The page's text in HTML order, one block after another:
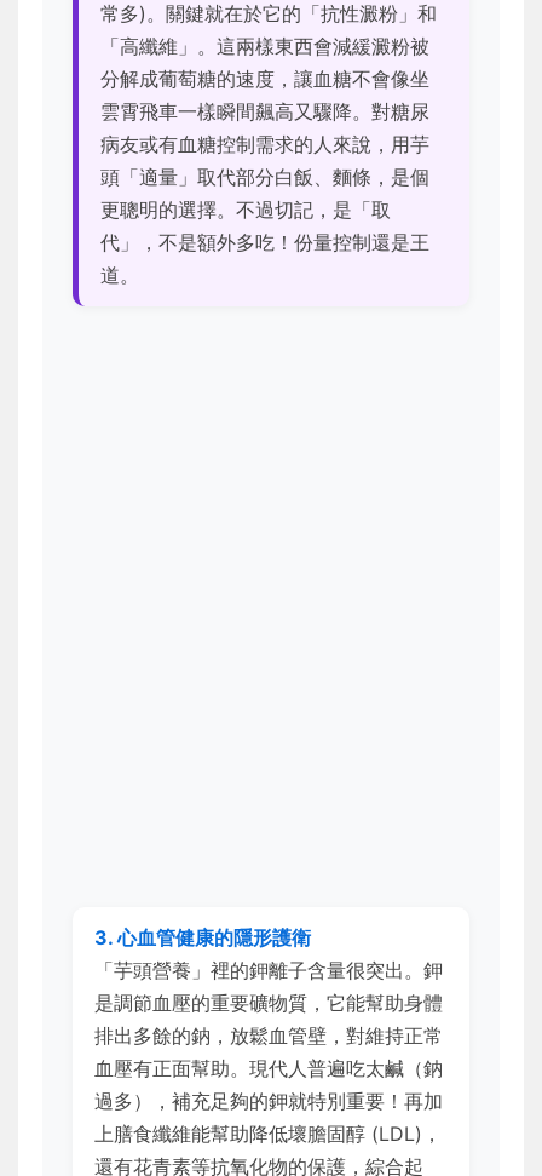
常多)。關鍵就在於它的「抗性澱粉」和
「高纖維」。這兩樣東西會減緩澱粉被
分解成葡萄糖的速度，讓血糖不會像坐
雲霄飛車一樣瞬間飆高又驟降。對糖尿
病友或有血糖控制需求的人來說，用芋
頭「適量」取代部分白飯、麵條，是個
更聰明的選擇。不過切記，是「取
代」，不是額外多吃！份量控制還是王
道。
3. 心血管健康的隱形護衛
「芋頭營養」裡的鉀離子含量很突出。鉀
是調節血壓的重要礦物質，它能幫助身體
排出多餘的鈉，放鬆血管壁，對維持正常
血壓有正面幫助。現代人普遍吃太鹹（鈉
過多），補充足夠的鉀就特別重要！再加
上膳食纖維能幫助降低壞膽固醇 (LDL)，
還有花青素等抗氧化物的保護，綜合起